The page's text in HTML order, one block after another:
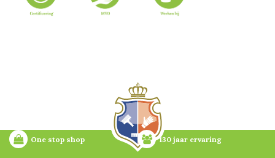
One stop shop 130 jaar ervaring